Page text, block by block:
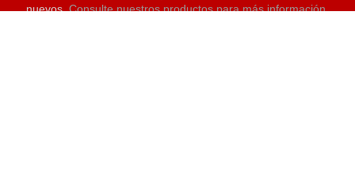
nuevos.Consulte nuestros productos para más información.